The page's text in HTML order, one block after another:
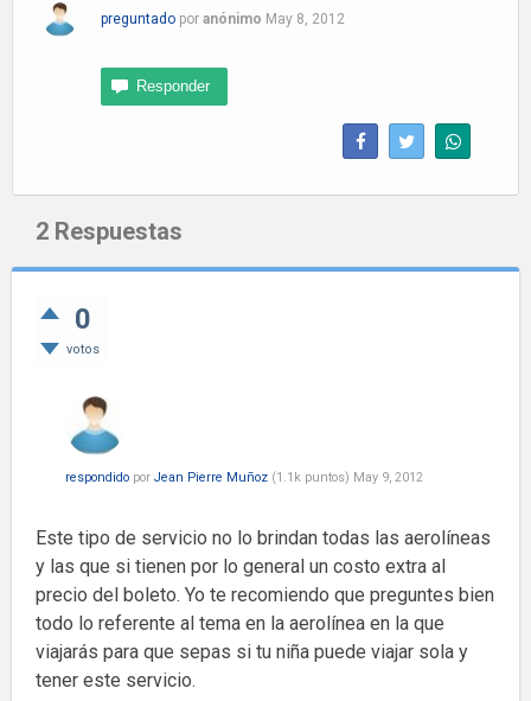
preguntado por anónimo May 8, 2012
2 Respuestas
0
votos
respondido por Jean Pierre Muñoz (1.1k puntos) May 9, 2012
Este tipo de servicio no lo brindan todas las aerolíneas
y las que si tienen por lo general un costo extra al
precio del boleto. Yo te recomiendo que preguntes bien
todo lo referente al tema en la aerolínea en la que
viajarás para que sepas si tu niña puede viajar sola y
tener este servicio.